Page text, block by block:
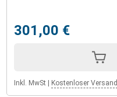
301,00 €
Inkl. MwSt Kostenloser Versand